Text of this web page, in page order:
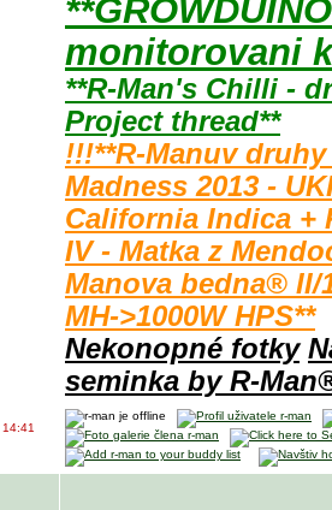
monitorovani
**R-Man's Chilli -
Project thread**
!!!**R-Manuv
Madness 2013 -
California Indica +
IV - Matka z
Manova bedna® II/
MH->1000W HPS**
Nekonopné fotky
seminka by R-
14:41